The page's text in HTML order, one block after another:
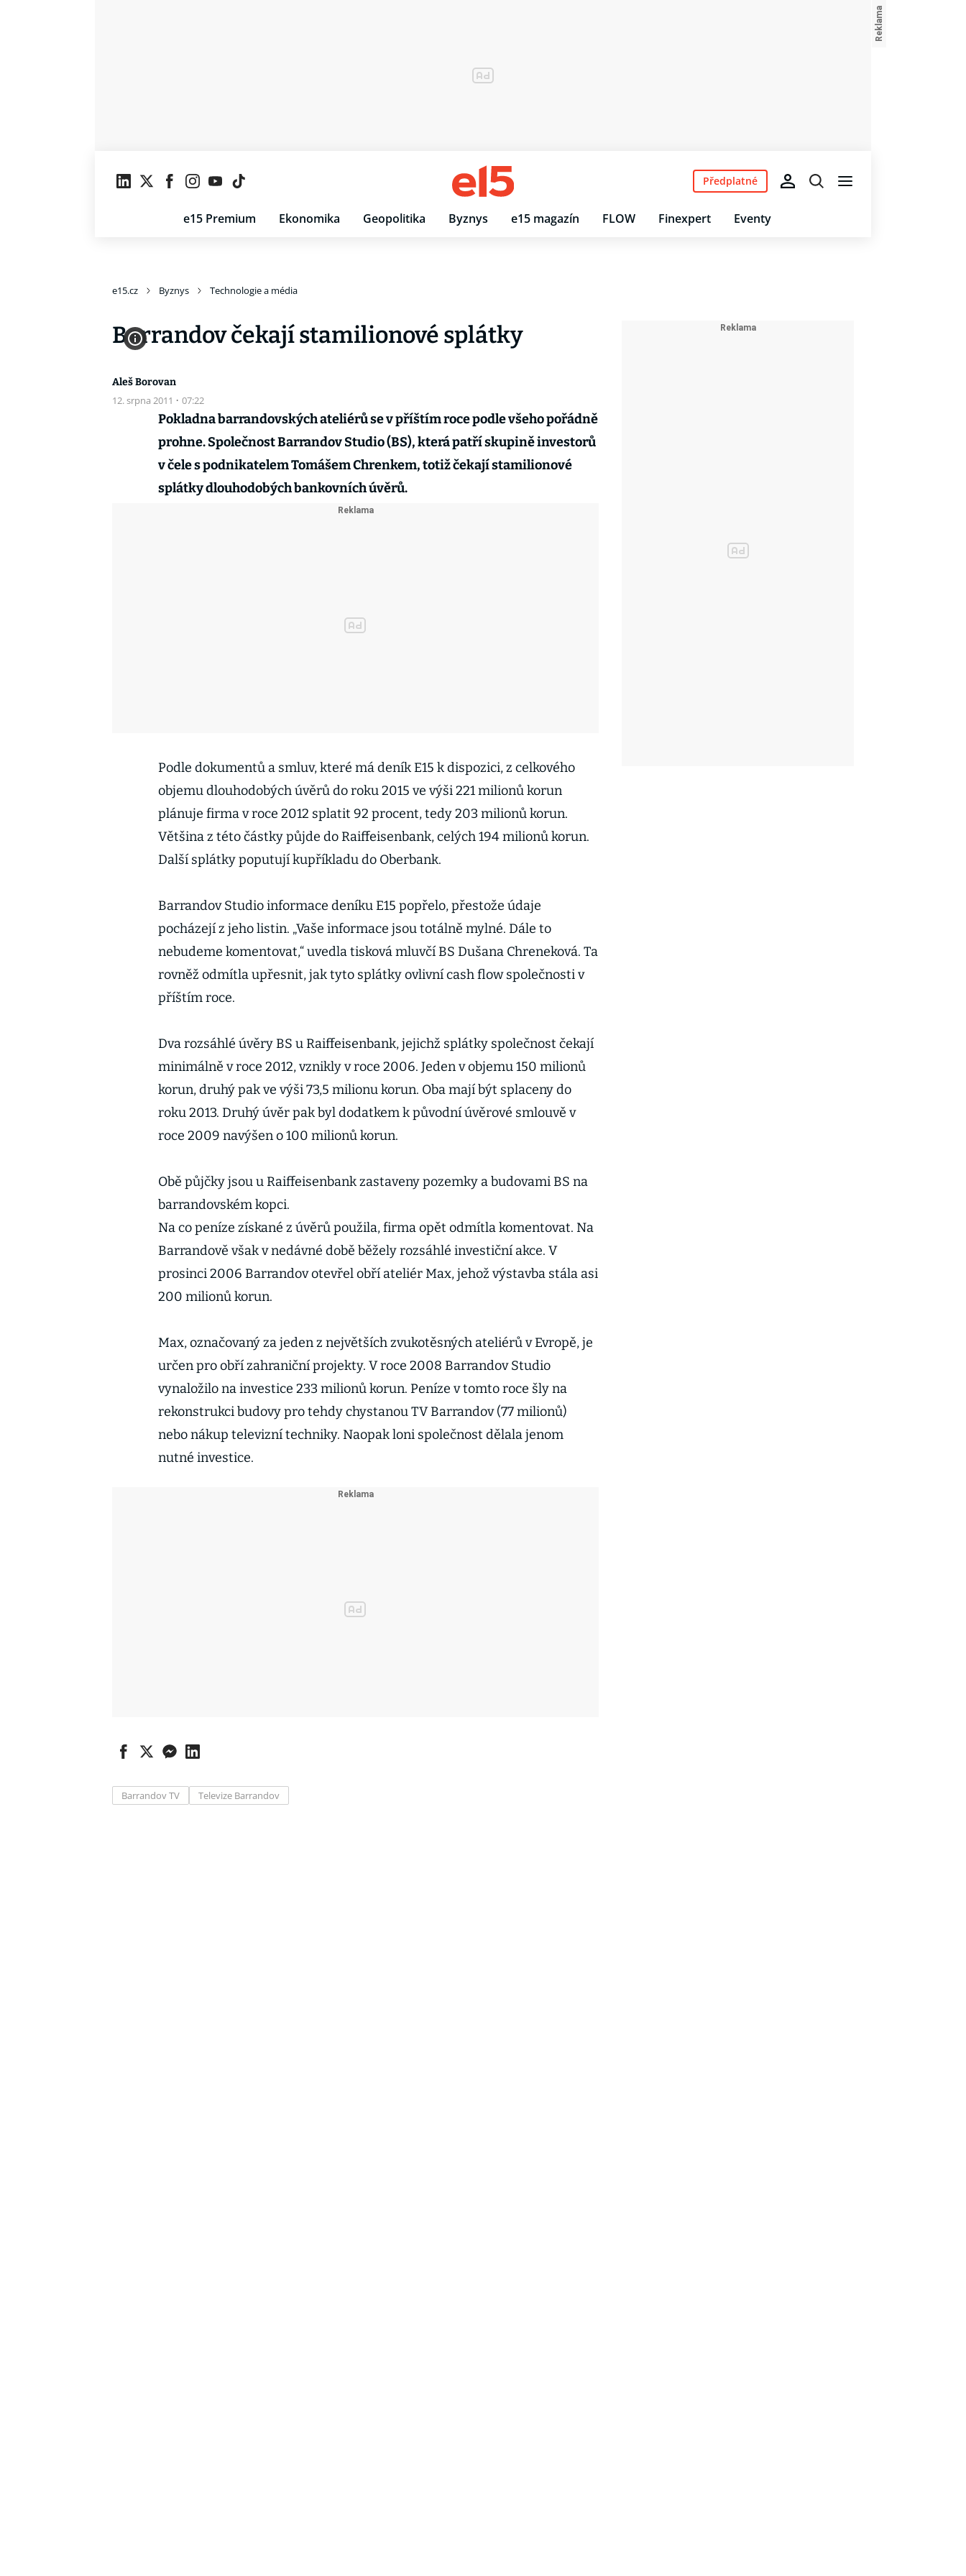
e15 Premium Ekonomika Geopolitika Byznys e15 magazín FLOW Finexpert Eventy
Předplatné
e15.cz Byznys Technologie a média
Barrandov čekají stamilionové splátky
Aleš Borovan
12. srpna 2011 · 07:22
Pokladna barrandovských ateliérů se v příštím roce podle všeho pořádně
prohne. Společnost Barrandov Studio (BS), která patří skupině investorů
v čele s podnikatelem Tomášem Chrenkem, totiž čekají stamilionové
splátky dlouhodobých bankovních úvěrů.
Podle dokumentů a smluv, které má deník E15 k dispozici, z celkového
objemu dlouhodobých úvěrů do roku 2015 ve výši 221 milionů korun
plánuje firma v roce 2012 splatit 92 procent, tedy 203 milionů korun.
Většina z této částky půjde do Raiffeisenbank, celých 194 milionů korun.
Další splátky poputují kupříkladu do Oberbank.
Barrandov Studio informace deníku E15 popřelo, přestože údaje
pocházejí z jeho listin. „Vaše informace jsou totálně mylné. Dále to
nebudeme komentovat,“ uvedla tisková mluvčí BS Dušana Chreneková. Ta
rovněž odmítla upřesnit, jak tyto splátky ovlivní cash flow společnosti v
příštím roce.
Dva rozsáhlé úvěry BS u Raiffeisenbank, jejichž splátky společnost čekají
minimálně v roce 2012, vznikly v roce 2006. Jeden v objemu 150 milionů
korun, druhý pak ve výši 73,5 milionu korun. Oba mají být splaceny do
roku 2013. Druhý úvěr pak byl dodatkem k původní úvěrové smlouvě v
roce 2009 navýšen o 100 milionů korun.
Obě půjčky jsou u Raiffeisenbank zastaveny pozemky a budovami BS na
barrandovském kopci.
Na co peníze získané z úvěrů použila, firma opět odmítla komentovat. Na
Barrandově však v nedávné době běžely rozsáhlé investiční akce. V
prosinci 2006 Barrandov otevřel obří ateliér Max, jehož výstavba stála asi
200 milionů korun.
Max, označovaný za jeden z největších zvukotěsných ateliérů v Evropě, je
určen pro obří zahraniční projekty. V roce 2008 Barrandov Studio
vynaložilo na investice 233 milionů korun. Peníze v tomto roce šly na
rekonstrukci budovy pro tehdy chystanou TV Barrandov (77 milionů)
nebo nákup televizní techniky. Naopak loni společnost dělala jenom
nutné investice.
Barrandov TV Televize Barrandov